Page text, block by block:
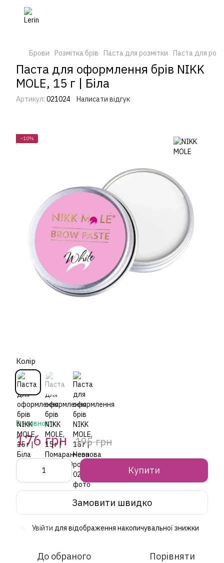
Брови Розмітка брів Паста для розмітки Паста для
Паста для оформлення брів NIKK
MOLE, 15 г | Біла
Артикул: 021024 Написати відгук
−10%
Колір
В наявності
176 грн 195 грн
Купити
Замовити швидко
Увійти для відображення накопичувальної знижки
До обраного Порівняти